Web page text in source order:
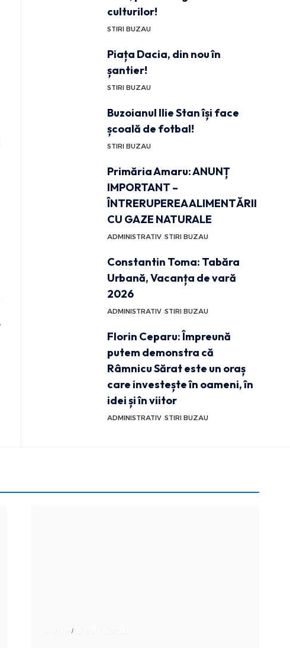
culturilor!
STIRI BUZAU
Piața Dacia, din nou în
șantier!
STIRI BUZAU
Buzoianul Ilie Stan își face
școală de fotbal!
STIRI BUZAU
Primăria Amaru: ANUNȚ
IMPORTANT –
ÎNTRERUPEREA ALIMENTĂRII
CU GAZE NATURALE
ADMINISTRATIV STIRI BUZAU
Constantin Toma: Tabăra
Urbană, Vacanța de vară
2026
ADMINISTRATIV STIRI BUZAU
Florin Ceparu: Împreună
putem demonstra că
Râmnicu Sărat este un oraș
care investește în oameni, în
idei și în viitor
ADMINISTRATIV STIRI BUZAU
SPORT